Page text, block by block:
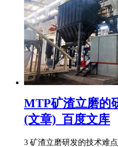
MTP矿渣立磨的
(文章)_百度文库
3 矿渣立磨研发的技术难